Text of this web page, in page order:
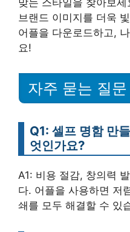
브랜드 이미지를 더욱
어플을 다운로드하고,
요!
자주 묻는 질
Q1: 셀프 명함 만
엇인가요?
A1: 비용 절감, 창의력
다. 어플을 사용하면 저
쇄를 모두 해결할 수 있